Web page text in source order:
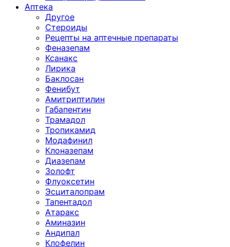
Аптека
Другое
Стероиды
Рецепты на аптечные препараты
Феназепам
Ксанакс
Лирика
Баклосан
Фенибут
Амитриптилин
Габапентин
Трамадол
Тропикамид
Модафинил
Клоназепам
Диазепам
Золофт
Флуоксетин
Эсциталопрам
Тапентадол
Атаракс
Аминазин
Андипал
Клофелин